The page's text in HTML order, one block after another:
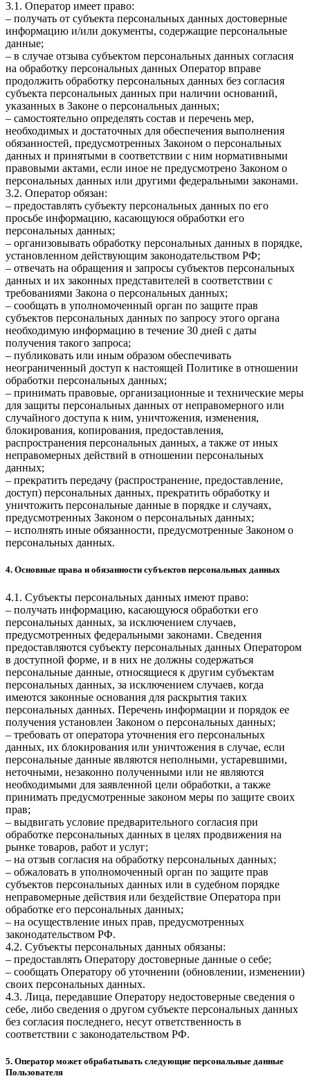
3.1. Оператор имеет право:
– получать от субъекта персональных данных достоверные
информацию и/или документы, содержащие персональные
данные;
– в случае отзыва субъектом персональных данных согласия
на обработку персональных данных Оператор вправе
продолжить обработку персональных данных без согласия
субъекта персональных данных при наличии оснований,
указанных в Законе о персональных данных;
– самостоятельно определять состав и перечень мер,
необходимых и достаточных для обеспечения выполнения
обязанностей, предусмотренных Законом о персональных
данных и принятыми в соответствии с ним нормативными
правовыми актами, если иное не предусмотрено Законом о
персональных данных или другими федеральными законами.
3.2. Оператор обязан:
– предоставлять субъекту персональных данных по его
просьбе информацию, касающуюся обработки его
персональных данных;
– организовывать обработку персональных данных в порядке,
установленном действующим законодательством РФ;
– отвечать на обращения и запросы субъектов персональных
данных и их законных представителей в соответствии с
требованиями Закона о персональных данных;
– сообщать в уполномоченный орган по защите прав
субъектов персональных данных по запросу этого органа
необходимую информацию в течение 30 дней с даты
получения такого запроса;
– публиковать или иным образом обеспечивать
неограниченный доступ к настоящей Политике в отношении
обработки персональных данных;
– принимать правовые, организационные и технические меры
для защиты персональных данных от неправомерного или
случайного доступа к ним, уничтожения, изменения,
блокирования, копирования, предоставления,
распространения персональных данных, а также от иных
неправомерных действий в отношении персональных
данных;
– прекратить передачу (распространение, предоставление,
доступ) персональных данных, прекратить обработку и
уничтожить персональные данные в порядке и случаях,
предусмотренных Законом о персональных данных;
– исполнять иные обязанности, предусмотренные Законом о
персональных данных.
4. Основные права и обязанности субъектов персональных данных
4.1. Субъекты персональных данных имеют право:
– получать информацию, касающуюся обработки его
персональных данных, за исключением случаев,
предусмотренных федеральными законами. Сведения
предоставляются субъекту персональных данных Оператором
в доступной форме, и в них не должны содержаться
персональные данные, относящиеся к другим субъектам
персональных данных, за исключением случаев, когда
имеются законные основания для раскрытия таких
персональных данных. Перечень информации и порядок ее
получения установлен Законом о персональных данных;
– требовать от оператора уточнения его персональных
данных, их блокирования или уничтожения в случае, если
персональные данные являются неполными, устаревшими,
неточными, незаконно полученными или не являются
необходимыми для заявленной цели обработки, а также
принимать предусмотренные законом меры по защите своих
прав;
– выдвигать условие предварительного согласия при
обработке персональных данных в целях продвижения на
рынке товаров, работ и услуг;
– на отзыв согласия на обработку персональных данных;
– обжаловать в уполномоченный орган по защите прав
субъектов персональных данных или в судебном порядке
неправомерные действия или бездействие Оператора при
обработке его персональных данных;
– на осуществление иных прав, предусмотренных
законодательством РФ.
4.2. Субъекты персональных данных обязаны:
– предоставлять Оператору достоверные данные о себе;
– сообщать Оператору об уточнении (обновлении, изменении)
своих персональных данных.
4.3. Лица, передавшие Оператору недостоверные сведения о
себе, либо сведения о другом субъекте персональных данных
без согласия последнего, несут ответственность в
соответствии с законодательством РФ.
5. Оператор может обрабатывать следующие персональные данные
Пользователя